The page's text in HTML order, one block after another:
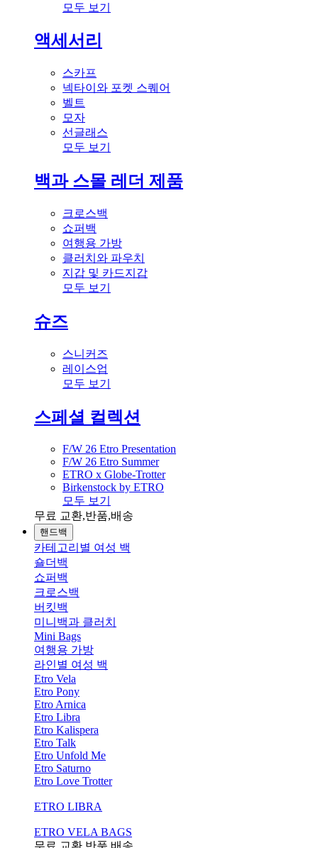
모두 보기
액세서리
스카프
넥타이와 포켓 스퀘어
벨트
모자
선글래스
모두 보기
백과 스몰 레더 제품
크로스백
쇼퍼백
여행용 가방
클러치와 파우치
지갑 및 카드지갑
모두 보기
슈즈
스니커즈
레이스업
모두 보기
스페셜 컬렉션
F/W 26 Etro Presentation
F/W 26 Etro Summer
ETRO x Globe-Trotter
Birkenstock by ETRO
모두 보기
무료 교환,반품,배송
핸드백
카테고리별 여성 백
숄더백
쇼퍼백
크로스백
버킷백
미니백과 클러치
Mini Bags
여행용 가방
라인별 여성 백
Etro Vela
Etro Pony
Etro Arnica
Etro Libra
Etro Kalispera
Etro Talk
Etro Unfold Me
Etro Saturno
Etro Love Trotter
ETRO LIBRA
ETRO VELA BAGS
무료 교환,반품,배송